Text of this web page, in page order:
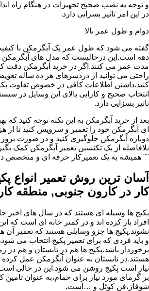
و توجه به نصب صحیح تجهیزات در هنگام راه
در این امر تاثیر بسزایی دارد.
دوام و طول عمر بالا
گفته می شود که طول عمر یک آبگرمکن با
دهه است.این درحالیست که مدل های آبگرمکن
مدت عمر می کنند.اگر در خرید آبگرمکن دقت
راحتی می توانید از دردسرهای هر ده ساله
کنید.داشتن اطلاعات کافی در خصوص تفاوت
انتخاب صحیح و کارایی بالای این وسایل در
تاثیر بسزایی دارد.
بعد از خرید آبگرمکن به این نکته توجه کنید
ای آبگرمکن خود را تعمیر و سرویس کنید تا از
دوباره آبگرمکن جلوگیری کنید و در صورت
بلافاصله از یک تکنسین تعمیر آبگرمکن کمک
"" همیشه به یک تعمیرکار حرفه ای و متخصص
آسان ترین روش تعمیر انواع
کار در کارون جنوبی, منطقه
پکیج ها وسیله ای هستند که در سال های اخیر
افراد باز کرده اند و در کمتر خانه ای است که
نشوند.پکیج ها جزو وسایلی هستند که تعمیر
و باید فردی که برای تعمیر پکیج انتخاب می
برخوردار باشد.پکیج ها هم در تابستان و هم در
هستند.در تابستان به عنوان آبگرمکن عمل
نیاز است پکیج روشن می شود.این در حالی
بر گرمای مورد نیاز برای حمام،به عنوان تامین
شوفاژ،فن کوئل و …است.